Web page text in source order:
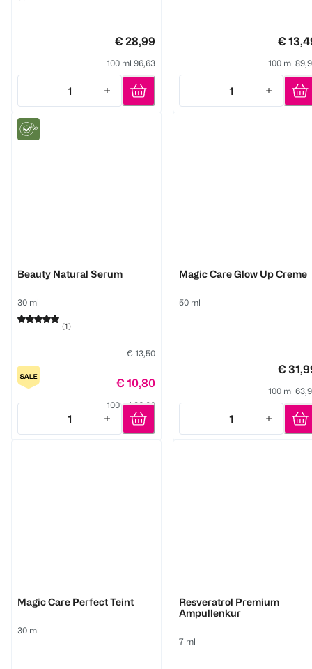
€ 28,99
100 ml 96,63
1
Quantity: 1
€
100 ml
1
Quantity: 1
Beauty Natural Serum
30 ml
(1)
€ 13,50
€ 10,80
100 ml 36,00
1
Quantity: 1
Magic Care Glow Up Creme
50 ml
€
100 ml
1
Quantity: 1
Magic Care Perfect Teint
30 ml
Resveratrol Premium
Ampullenkur
7 ml